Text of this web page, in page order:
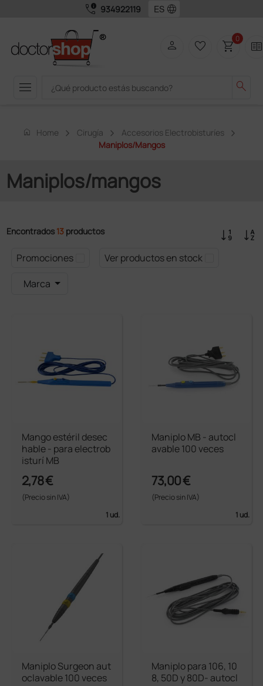
call_quality 934922119 language
menu search
person favorite_border shopping_cart0 two_pager
home Home Cirugía
Accesorios Electrobisturíes
Maniplos/mangos
Maniplos/mangos
Encontrados 13 productos
Promociones
Ver productos en stock
Marca
Mango estéril desec
hable - para electrob
isturí MB
2,78 €
(Precio sin IVA)
1 ud.
Maniplo MB - autocl
avable 100 veces
73,00 €
(Precio sin IVA)
1 ud.
Maniplo Surgeon aut
oclavable 100 veces
Maniplo para 106, 10
8, 50D y 80D- autocl